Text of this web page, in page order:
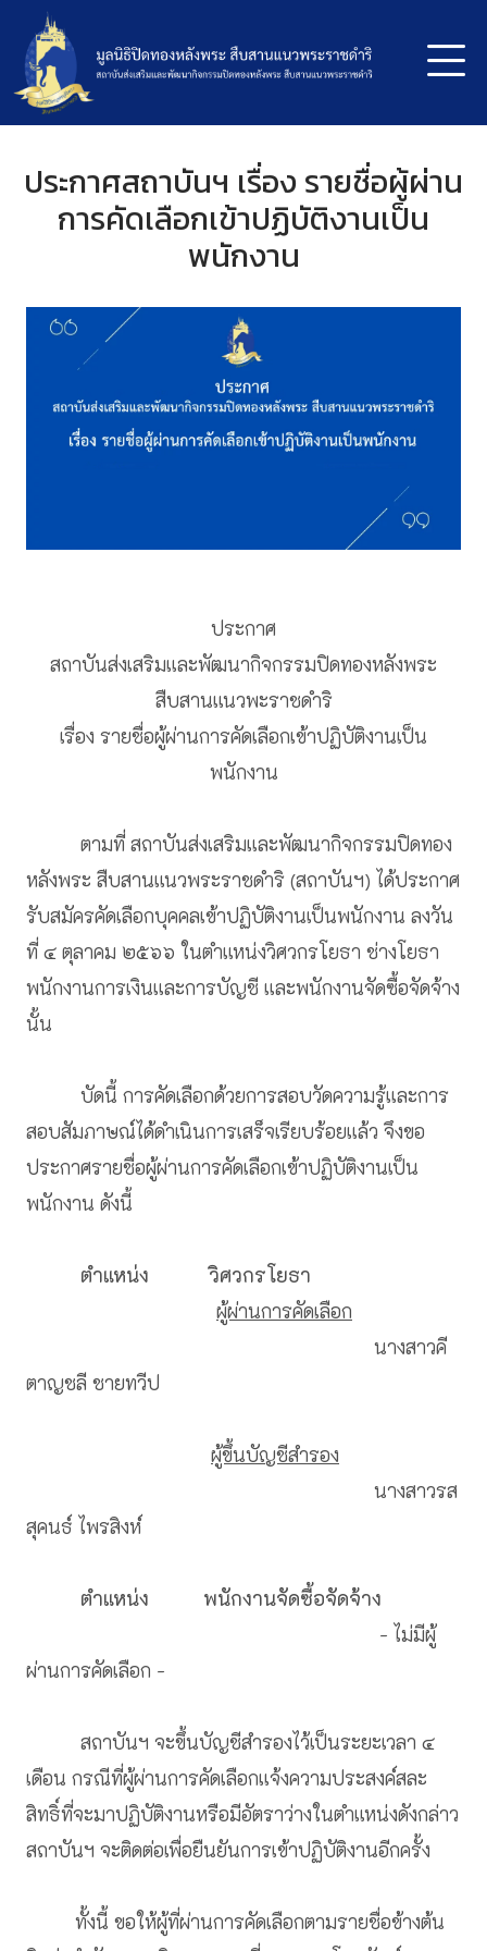
ประกาศสถาบันฯ เรื่อง รายชื่อผู้ผ่าน
การคัดเลือกเข้าปฏิบัติงานเป็น
พนักงาน
ประกาศ
สถาบันส่งเสริมและพัฒนากิจกรรมปิดทองหลังพระ
สืบสานแนวพะราชดำริ
เรื่อง รายชื่อผู้ผ่านการคัดเลือกเข้าปฏิบัติงานเป็น
พนักงาน
ตามที่ สถาบันส่งเสริมและพัฒนากิจกรรมปิดทอง
หลังพระ สืบสานแนวพระราชดำริ (สถาบันฯ) ได้ประกาศ
รับสมัครคัดเลือกบุคคลเข้าปฏิบัติงานเป็นพนักงาน ลงวัน
ที่ ๔ ตุลาคม ๒๕๖๖ ในตำแหน่งวิศวกรโยธา ช่างโยธา
พนักงานการเงินและการบัญชี และพนักงานจัดซื้อจัดจ้าง
นั้น
บัดนี้ การคัดเลือกด้วยการสอบวัดความรู้และการ
สอบสัมภาษณ์ได้ดำเนินการเสร็จเรียบร้อยแล้ว จึงขอ
ประกาศรายชื่อผู้ผ่านการคัดเลือกเข้าปฏิบัติงานเป็น
พนักงาน ดังนี้
ตำแหน่ง
วิศวกรโยธา
ผู้ผ่านการคัดเลือก
นางสาวคี
ตาญชลี ชายทวีป
ผู้ขึ้นบัญชีสำรอง
นางสาวรส
สุคนธ์ ไพรสิงห์
ตำแหน่ง
พนักงานจัดซื้อจัดจ้าง
- ไม่มีผู้
ผ่านการคัดเลือก -
สถาบันฯ จะขึ้นบัญชีสำรองไว้เป็นระยะเวลา ๔
เดือน กรณีที่ผู้ผ่านการคัดเลือกแจ้งความประสงค์สละ
สิทธิ์ที่จะมาปฏิบัติงานหรือมีอัตราว่างในตำแหน่งดังกล่าว
สถาบันฯ จะติดต่อเพื่อยืนยันการเข้าปฏิบัติงานอีกครั้ง
ทั้งนี้ ขอให้ผู้ที่ผ่านการคัดเลือกตามรายชื่อข้างต้น